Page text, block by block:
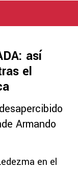
así
el
Armando
en el